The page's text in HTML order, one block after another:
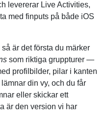
levererar Live Activities,
med finputs på både iOS
är det första du märker
som riktiga gruppturer —
profilbilder, pilar i kanten
din vy, och du får
eller skickar ett
är den version vi har